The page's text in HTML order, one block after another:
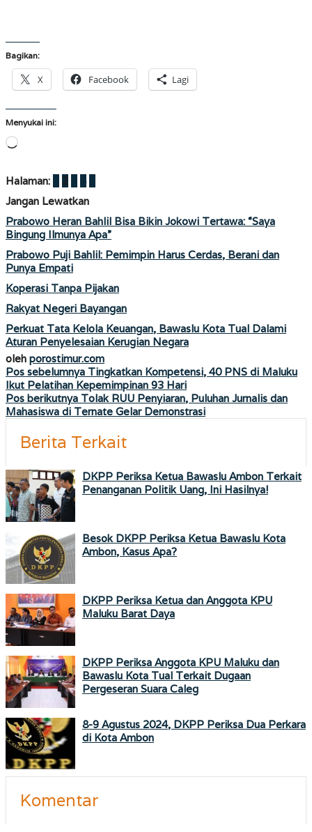
Bagikan:
X Facebook Lagi
Menyukai ini:
Memuat...
Halaman: 2
Jangan Lewatkan
Prabowo Heran Bahlil Bisa Bikin Jokowi Tertawa: “Saya
Bingung Ilmunya Apa”
Prabowo Puji Bahlil: Pemimpin Harus Cerdas, Berani dan
Punya Empati
Koperasi Tanpa Pijakan
Rakyat Negeri Bayangan
Perkuat Tata Kelola Keuangan, Bawaslu Kota Tual Dalami
Aturan Penyelesaian Kerugian Negara
oleh porostimur.com
Navigasi
pos
Pos sebelumnya Tingkatkan Kompetensi, 40 PNS di Maluku
Ikut Pelatihan Kepemimpinan 93 Hari
Pos berikutnya Tolak RUU Penyiaran, Puluhan Jurnalis dan
Mahasiswa di Ternate Gelar Demonstrasi
Berita Terkait
DKPP Periksa Ketua Bawaslu Ambon Terkait
Penanganan Politik Uang, Ini Hasilnya!
Besok DKPP Periksa Ketua Bawaslu Kota
Ambon, Kasus Apa?
DKPP Periksa Ketua dan Anggota KPU
Maluku Barat Daya
DKPP Periksa Anggota KPU Maluku dan
Bawaslu Kota Tual Terkait Dugaan
Pergeseran Suara Caleg
8-9 Agustus 2024, DKPP Periksa Dua Perkara
di Kota Ambon
Komentar